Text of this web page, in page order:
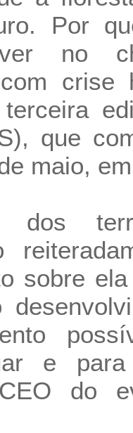
Por
no
com
que
maio,
dos
sobre
e para
CEO do